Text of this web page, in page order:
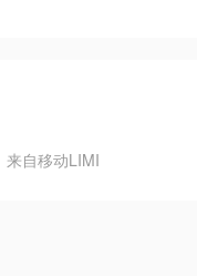
来自移动LIMI